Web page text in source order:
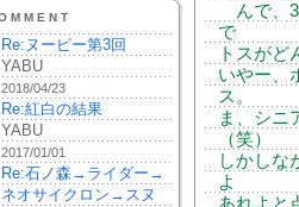
Re:ヌーピー第3回
YABU
2018/04/23
Re:紅白の結果
YABU
2017/01/01
Re:石ノ森→ライダー→
ネオサイクロン→スヌ
んで、3
で
トスがど
いやー、
ス。
ま、シニ
（笑）
しかしな
よ